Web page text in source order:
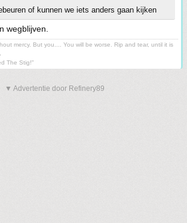
of kunnen we iets anders gaan kijken
wegblijven.
mercy. But you.... You will be worse. Rip and tear, until it is
The Stig!"
▼ Advertentie door Refinery89